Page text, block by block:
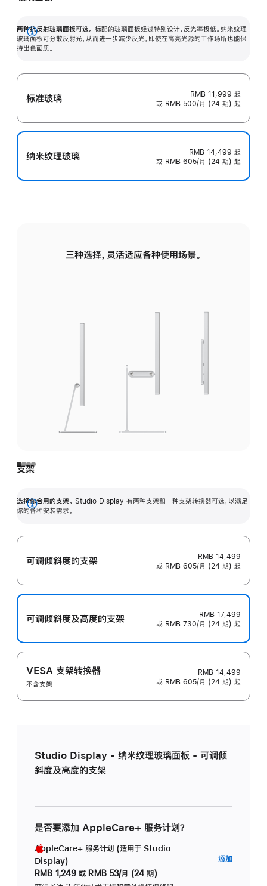
两种抗反射玻璃面板可选。 标配的玻璃面板经过特别设计，反光率极低。纳米纹理
玻璃面板可分散反射光，从而进一步减少反光，即使在高亮光源的工作场所也能保
持出色画质。
展
开
标准玻璃 RMB 11,999 起
或 RMB 500/月 (24 期) 起
纳米纹理玻璃 RMB 14,499 起
或 RMB 605/月 (24 期) 起
三种选择，灵活适应各种使用场景。
支架
选择你合用的支架。 Studio Display 有两种支架和一种支架转换器可选，以满足
你的各种安装需求。
展
可调倾斜度的支架
RMB 14,499
或 RMB 605/月 (24 期) 起
可调倾斜度及高‍度的支‍架
RMB 17,499
或 RMB 730/月 (24 期) 起
VESA 支架转换器
不含支架
RMB 14,499
或 RMB 605/月 (24 期) 起
Studio Display - 纳米纹理玻璃面板 - 可调倾
斜度及高度的支架
是否要添加 AppleCare+ 服务计划？
AppleCare+ 服务计划 (适用于 Studio
Display)
RMB 1,249 或 RMB 53/月 (24 期)
添加